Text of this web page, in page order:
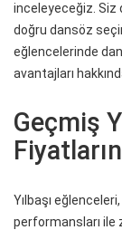
inceleyeceğiz. Siz
doğru dansöz
eğlencelerinde
avantajları
Geçmiş
Yılbaşı
performansları ile